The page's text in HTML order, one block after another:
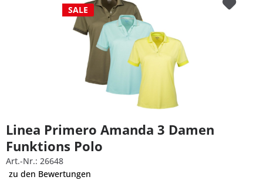
SALE
Linea Primero Amanda 3 Damen
Funktions Polo
Art.-Nr.: 26648
zu den Bewertungen